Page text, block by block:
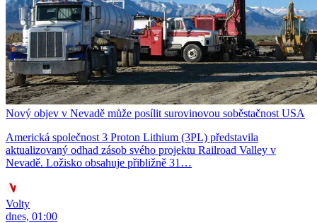
Nový objev v Nevadě může posílit surovinovou soběstačnost USA
Americká společnost 3 Proton Lithium (3PL) představila
aktualizovaný odhad zásob svého projektu Railroad Valley v
Nevadě. Ložisko obsahuje přibližně 31…
Volty
dnes, 01:00